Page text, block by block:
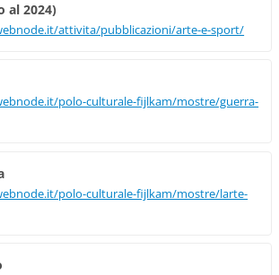
al 2024)
attivita/pubblicazioni/arte-e-sport/
polo-culturale-fijlkam/mostre/guerra-
polo-culturale-fijlkam/mostre/larte-